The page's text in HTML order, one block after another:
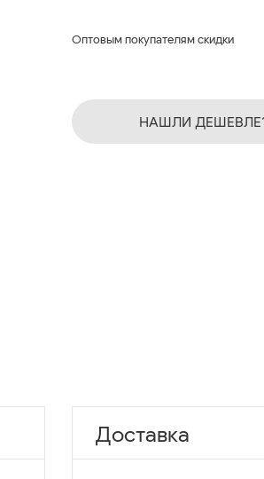
Оптовым покупателям скидки
НАШЛИ
Доставка